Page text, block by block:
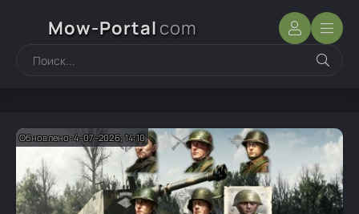
Mow-Portal com
Обновлено: 4-07-2026, 14:10